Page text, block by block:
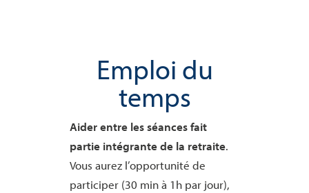
Emploi du
temps
Aider entre les séances fait
partie intégrante de la retraite.
Vous aurez l’opportunité de
participer (30 min à 1h par jour),